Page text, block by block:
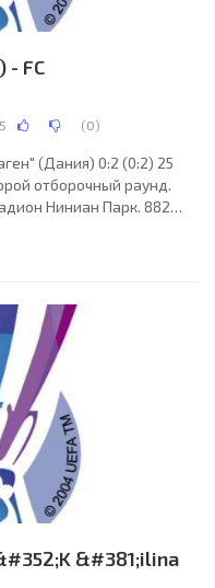
- FC
(0)
(Дания) 0:2 (0:2) 25
отборочный раунд.
Ниниан Парк. 882
Олег Молчанов
Гвин Джонс (к), Кевин
(Джимми Джеймс,
&#381;ilina